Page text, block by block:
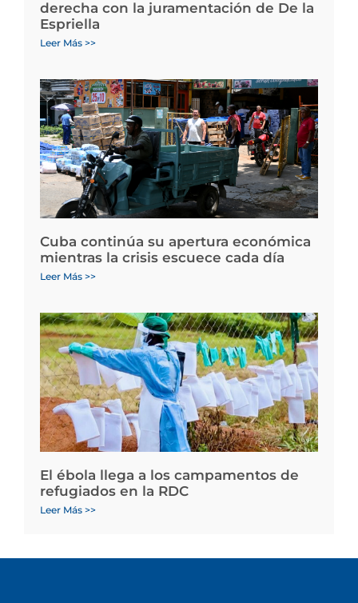
derecha con la juramentación de De la
Espriella
Leer Más >>
Cuba continúa su apertura económica
mientras la crisis escuece cada día
Leer Más >>
El ébola llega a los campamentos de
refugiados en la RDC
Leer Más >>